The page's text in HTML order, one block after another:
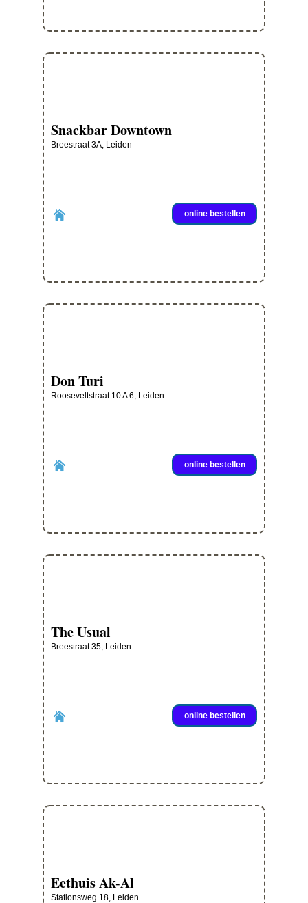
Snackbar Downtown
Breestraat 3A, Leiden
online bestellen
Don Turi
Rooseveltstraat 10 A 6, Leiden
online bestellen
The Usual
Breestraat 35, Leiden
online bestellen
Eethuis Ak-Al
Stationsweg 18, Leiden